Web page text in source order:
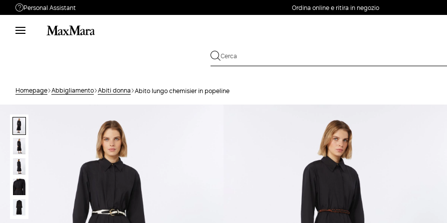
Personal Assistant
Hai bisogno di aiuto?
Telefono: lun / ven 09:00 - 18:00
Ordina online e ritira in negozio
Homepage Abbigliamento Abiti donna Abito lungo chemisier in popeline
Password dimenticata?
ACCEDI
ACCEDI CON GOOGLE